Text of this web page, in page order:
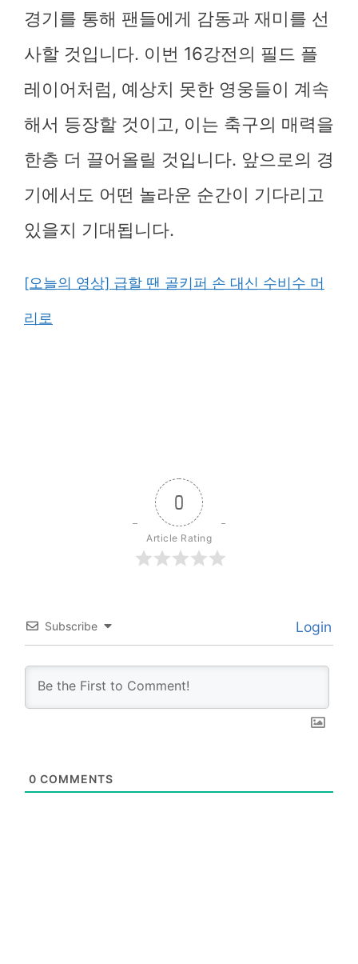
경기를 통해 팬들에게 감동과 재미를 선
사할 것입니다. 이번 16강전의 필드 플
레이어처럼, 예상치 못한 영웅들이 계속
해서 등장할 것이고, 이는 축구의 매력을
한층 더 끌어올릴 것입니다. 앞으로의 경
기에서도 어떤 놀라운 순간이 기다리고
있을지 기대됩니다.
[오늘의 영상] 급할 땐 골키퍼 손 대신 수비수 머
리로
0
Article Rating
Subscribe Login
0 COMMENTS